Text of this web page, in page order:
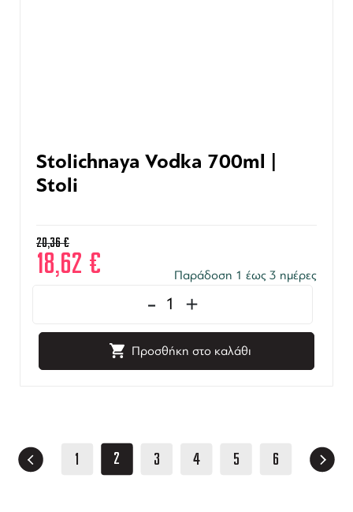
Stolichnaya Vodka 700ml |
Stoli
20,36€
18,62 € Παράδοση 1 έως 3 ημέρες
- +
Προσθήκη στο καλάθι
1 2 3 4 5 6